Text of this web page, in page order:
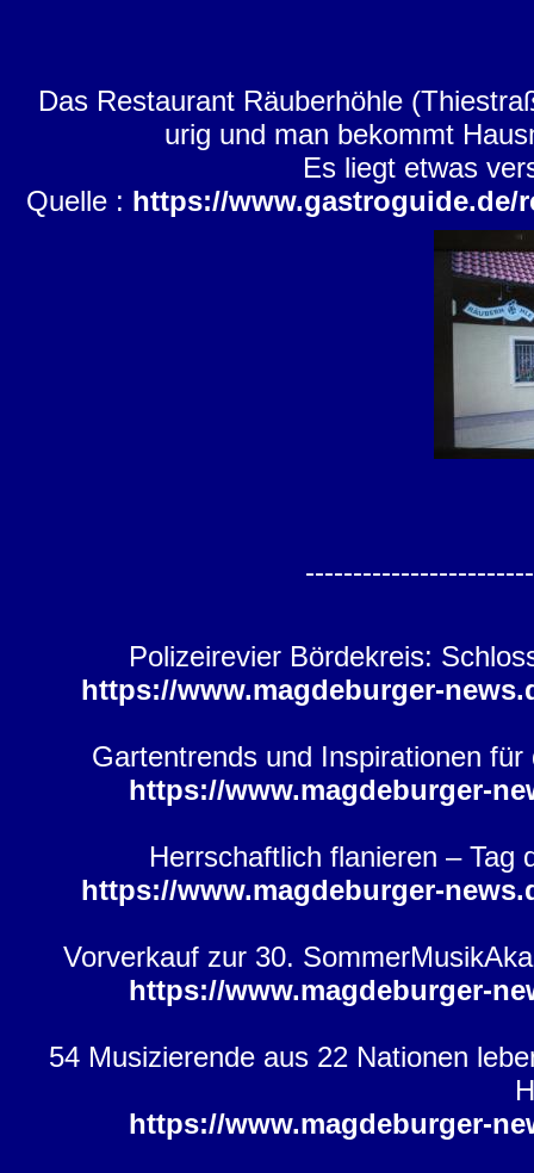
Das Restaurant Räuberhöhle
urig und man bekommt
Es liegt etwas
Quelle : https://www.gastroguide.de/
Polizeirevier Bördekreis:
https://www.magdeburger-
Gartentrends und Inspirationen
https://www.magdeburger-
Herrschaftlich flanieren – Tag
https://www.magdeburger-
Vorverkauf zur 30.
https://www.magdeburger-
54 Musizierende aus 22 Nationen
https://www.magdeburger-